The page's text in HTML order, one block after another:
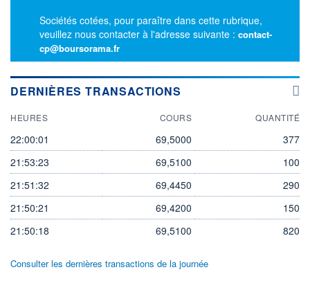
Sociétés cotées, pour paraître dans cette rubrique,
veuillez nous contacter à l'adresse suivante : contact-
cp@boursorama.fr
DERNIÈRES TRANSACTIONS
HEURES COURS QUANTITÉ
22:00:01 69,5000
377
21:53:23
69,5100
100
21:51:32
69,4450
290
21:50:21
69,4200
150
21:50:18
69,5100 820
Consulter les dernières transactions de la journée